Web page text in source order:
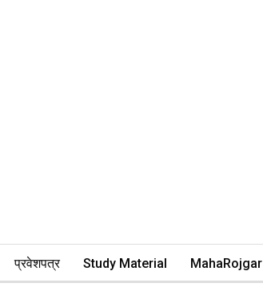
प्रवेशपत्र Study Material MahaRojgar